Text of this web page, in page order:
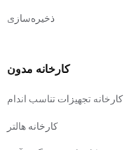
ذخیره‌سازی
کارخانه مدون
کارخانه تجهیزات تناسب اندام
کارخانه هالتر